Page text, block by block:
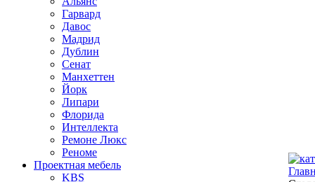
Гарвард
Давос
Мадрид
Дублин
Сенат
Манхеттен
Йорк
Липари
Флорида
Интеллекта
Ремоне Люкс
Реноме
Проектная мебель
KBS